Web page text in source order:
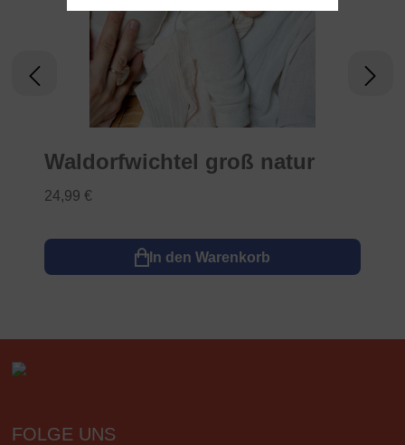
Waldorfwichtel groß natur
24,99 €
In den Warenkorb
FOLGE UNS